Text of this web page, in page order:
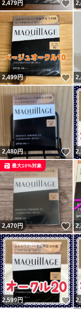
2,479円
2,499円 い
2,480円
2,470円 い
最大10%対象
2,599円 い